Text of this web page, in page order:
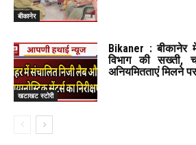
बीकानेर
खटाखट स्टोरी
Bikaner : बीकानेर
विभाग की सख्ती,
अनियमितताएं मिलने